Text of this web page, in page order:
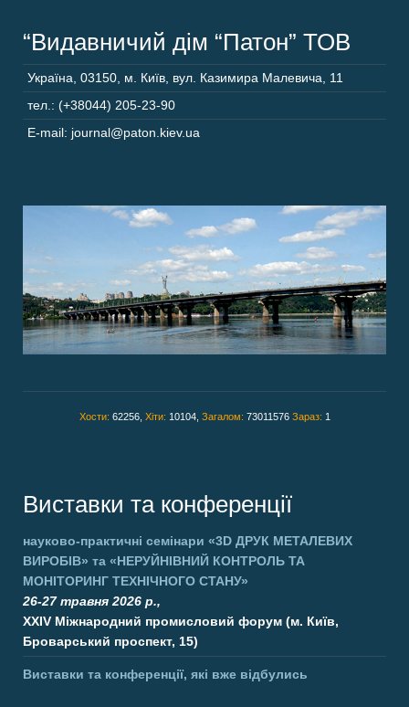
“Видавничий дім “Патон” ТОВ
Україна 03150 м. Київ, вул. Казимира Малевича, 11
тел.: (+38044) 205-23-90
E-mail: journal@paton.kiev.ua
Хости: 62256, Хіти: 10104, Загалом: 73011576 Зараз: 1
Виставки та конференції
науково-практичні семінари «3D ДРУК МЕТАЛЕВИХ
ВИРОБІВ» та «НЕРУЙНІВНИЙ КОНТРОЛЬ ТА
МОНІТОРИНГ ТЕХНІЧНОГО СТАНУ»
26-27 травня 2026 р.,
XXIV Міжнародний промисловий форум (м. Київ,
Броварський проспект, 15)
Виставки та конференції, які вже відбулись